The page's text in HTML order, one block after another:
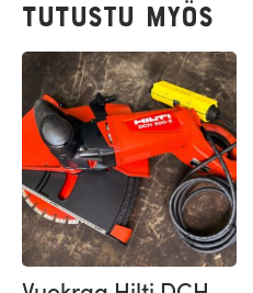
Tutustu myös